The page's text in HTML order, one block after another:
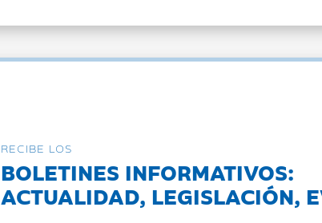
RECIBE LOS
BOLETINES INFORMATIVOS:
ACTUALIDAD, LEGISLACIÓN,